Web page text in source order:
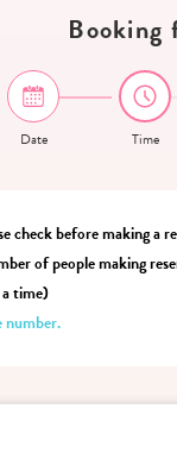
Booking
Date Time
check before making a
of people making
time)
number.